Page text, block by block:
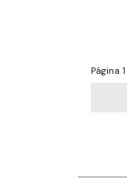
Página 1